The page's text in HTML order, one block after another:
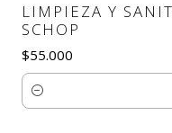
LIMPIEZA Y
SCHOP
$55.000
Cantidad